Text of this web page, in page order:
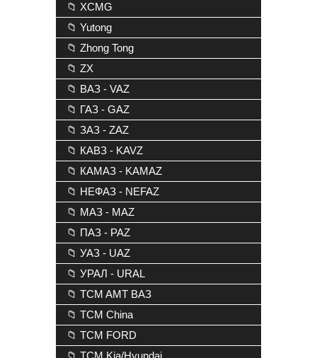
📁 XCMG
📁 Yutong
📁 Zhong Tong
📁 ZX
📁 ВАЗ - VAZ
📁 ГАЗ - GAZ
📁 ЗАЗ - ZAZ
📁 КАВЗ - KAVZ
📁 КАМАЗ - KAMAZ
📁 НЕФАЗ - NEFAZ
📁 МАЗ - MAZ
📁 ПАЗ - PAZ
📁 УАЗ - UAZ
📁 УРАЛ - URAL
📁 TCM AMT ВАЗ
📁 TCM China
📁 TCM FORD
📁 TCM Kia/Hyundai